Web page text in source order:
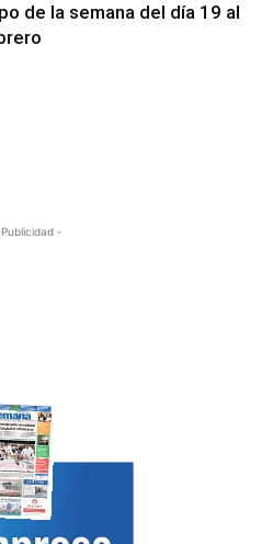
de la semana del día 19 al
-